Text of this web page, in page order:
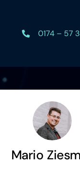
0174 – 57
Mario